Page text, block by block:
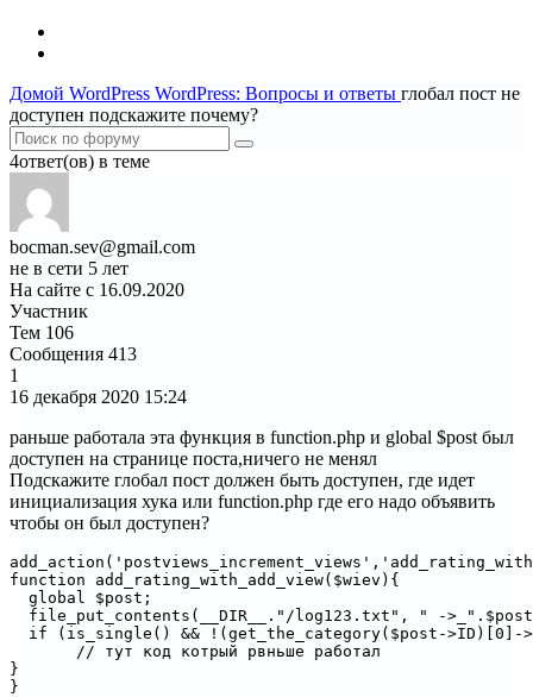
Домой WordPress WordPress: Вопросы и ответы глобал пост не
доступен подскажите почему?
4ответ(ов) в теме
bocman.sev@gmail.com
не в сети 5 лет
На сайте с 16.09.2020
Участник
Тем 106
Сообщения 413
1
16 декабря 2020 15:24
раньше работала эта функция в function.php и global $post был
доступен на странице поста,ничего не менял
Подскажите глобал пост должен быть доступен, где идет
инициализация хука или function.php где его надо объявить
чтобы он был доступен?
function add_rating_with_add_view($wiev){
  global $post;
file_put_contents(__DIR__."/log123.txt", " -
if (is_single() && !(get_the_category($post->ID)[0]-
       // тут код котрый рвньше работал
}
}